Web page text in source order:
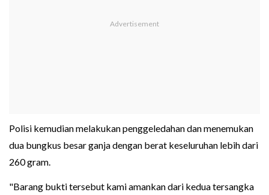
Polisi kemudian melakukan penggeledahan dan menemukan
dua bungkus besar ganja dengan berat keseluruhan lebih dari
260 gram.
"Barang bukti tersebut kami amankan dari kedua tersangka